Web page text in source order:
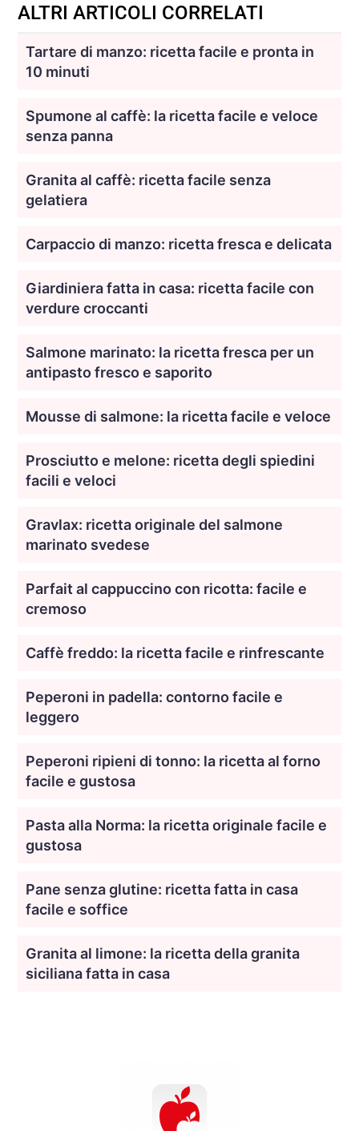
ALTRI ARTICOLI CORRELATI
Tartare di manzo: ricetta facile e pronta in
10 minuti
Spumone al caffè: la ricetta facile e veloce
senza panna
Granita al caffè: ricetta facile senza
gelatiera
Carpaccio di manzo: ricetta fresca e delicata
Giardiniera fatta in casa: ricetta facile con
verdure croccanti
Salmone marinato: la ricetta fresca per un
antipasto fresco e saporito
Mousse di salmone: la ricetta facile e veloce
Prosciutto e melone: ricetta degli spiedini
facili e veloci
Gravlax: ricetta originale del salmone
marinato svedese
Parfait al cappuccino con ricotta: facile e
cremoso
Caffè freddo: la ricetta facile e rinfrescante
Peperoni in padella: contorno facile e
leggero
Peperoni ripieni di tonno: la ricetta al forno
facile e gustosa
Pasta alla Norma: la ricetta originale facile e
gustosa
Pane senza glutine: ricetta fatta in casa
facile e soffice
Granita al limone: la ricetta della granita
siciliana fatta in casa